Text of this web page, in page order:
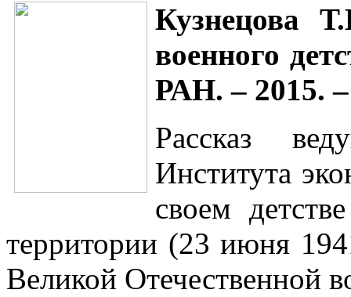
Кузнецова
военного
РАН.– 2015.
Рассказ
Института
своем
территории (23 июня
Великой Отечественной